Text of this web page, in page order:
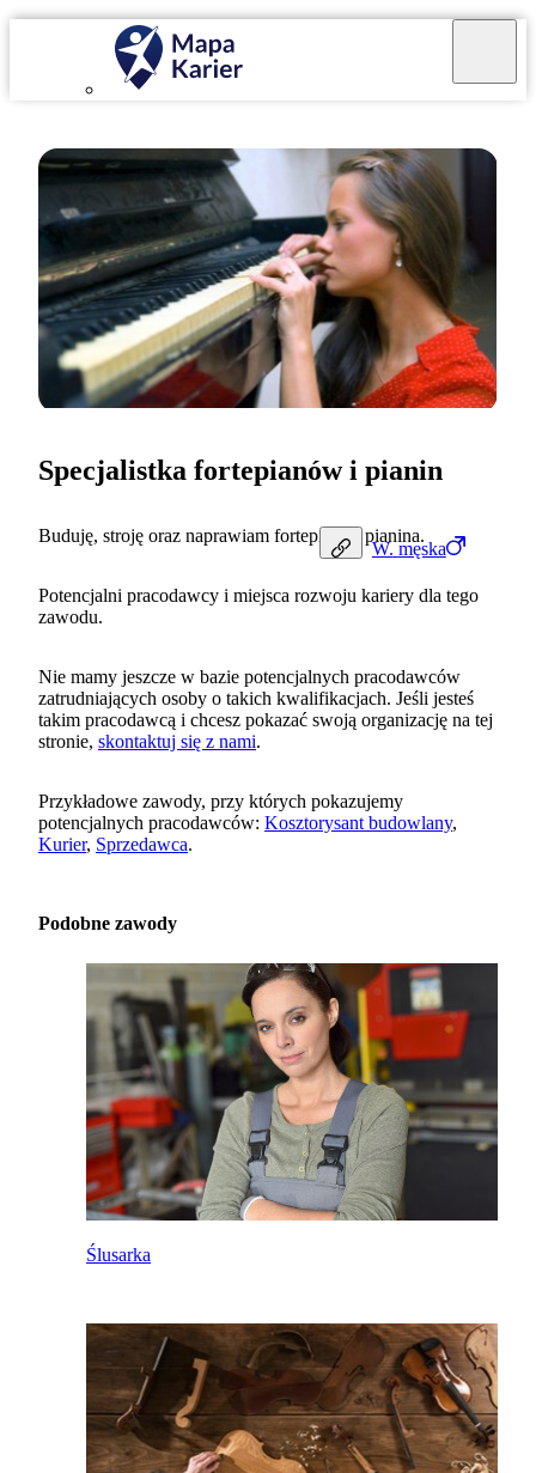
W. męska
Specjalistka fortepianów i pianin
Buduję, stroję oraz naprawiam fortepiany i pianina.
Potencjalni pracodawcy i miejsca rozwoju kariery dla tego
zawodu.
Nie mamy jeszcze w bazie potencjalnych pracodawców
zatrudniających osoby o takich kwalifikacjach. Jeśli jesteś
takim pracodawcą i chcesz pokazać swoją organizację na tej
stronie, skontaktuj się z nami.
Przykładowe zawody, przy których pokazujemy
potencjalnych pracodawców: Kosztorysant budowlany,
Kurier, Sprzedawca.
Podobne zawody
Ślusarka